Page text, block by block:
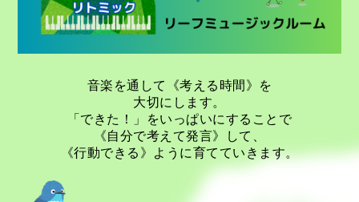
音楽を通して《考える時間》を
大切にします。
「できた！」をいっぱいにすることで
《自分で考えて発言》して、
《行動できる》ように育てていきます。